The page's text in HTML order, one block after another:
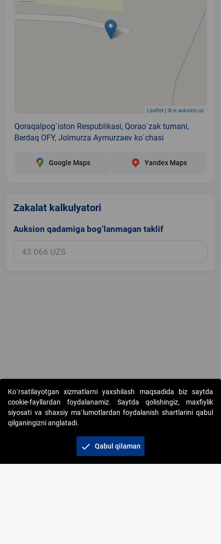
Leaflet | ©e-auksion.uz
Qoraqalpog`iston Respublikasi, Qorao`zak tumani,
Berdaq OFY, Jolmurza Aymurzaev ko`chasi
Google Maps Yandex Maps
Zakalat kalkulyatori
Auksion qadamiga bog‘lanmagan taklif
Copyright © 2017-2026. "Elektron onlayn-auksionlarni tashkil etish"
AJ. Barcha huquqlar himoyalangan
+998 71 202-21-11
Ko`rsatilayotgan xizmatlarni yaxshilash maqsadida biz saytda
cookie-fayllardan foydalanamiz. Saytda qolishingiz, maxfiylik
siyosati va shaxsiy ma`lumotlardan foydalanish shartlarini qabul
qilganingizni anglatadi.
check Qabul qilaman